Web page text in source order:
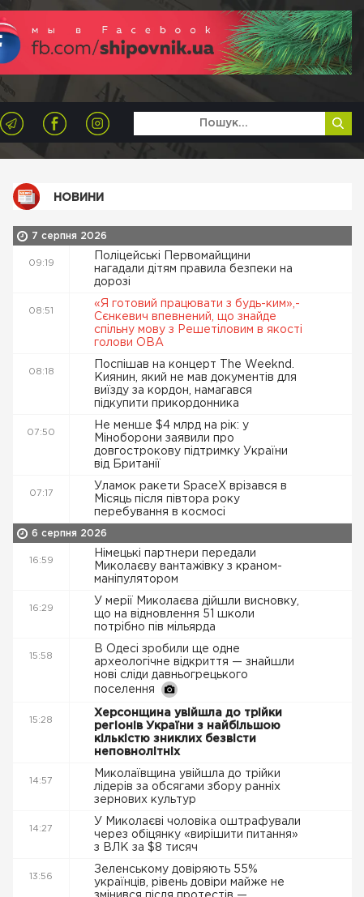
НОВИНИ
7 серпня 2026
09:19
Поліцейські Первомайщини
нагадали дітям правила безпеки на
дорозі
08:51
«Я готовий працювати з будь-ким»,-
Сєнкевич впевнений, що знайде
спільну мову з Решетіловим в якості
голови ОВА
08:18
Поспішав на концерт The Weeknd.
Киянин, який не мав документів для
виїзду за кордон, намагався
підкупити прикордонника
07:50
Не менше $4 млрд на рік: у
Міноборони заявили про
довгострокову підтримку України
від Британії
07:17
Уламок ракети SpaceX врізався в
Місяць після півтора року
перебування в космосі
6 серпня 2026
16:59
Німецькі партнери передали
Миколаєву вантажівку з краном-
маніпулятором
16:29
У мерії Миколаєва дійшли висновку,
що на відновлення 51 школи
потрібно пів мільярда
15:58
В Одесі зробили ще одне
археологічне відкриття — знайшли
нові сліди давньогрецького
поселення
15:28
Херсонщина увійшла до трійки
регіонів України з найбільшою
кількістю зниклих безвісти
неповнолітніх
14:57
Миколаївщина увійшла до трійки
лідерів за обсягами збору ранніх
зернових культур
14:27
У Миколаєві чоловіка оштрафували
через обіцянку «вирішити питання»
з ВЛК за $8 тисяч
13:56
Зеленському довіряють 55%
українців, рівень довіри майже не